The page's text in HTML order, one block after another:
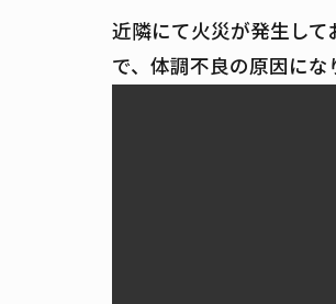
近隣にて火災が発生し
で、体調不良の原因にな